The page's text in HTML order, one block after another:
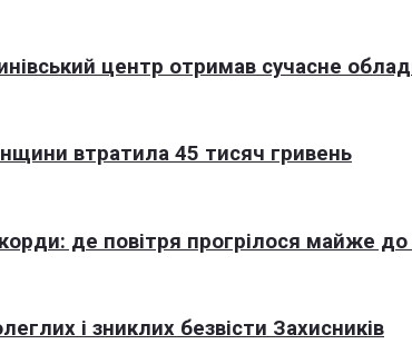
центр отримав сучасне
втратила 45 тисяч гривень
де повітря прогрілося майже до
і зниклих безвісти Захисників